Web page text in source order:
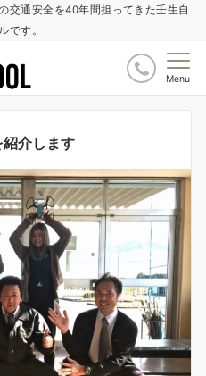
交通安全を40年間担ってきた壬生自
です。
Menu
紹介します